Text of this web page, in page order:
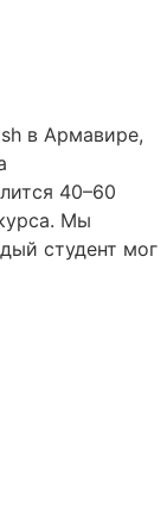
в Армавире,
40–60
Мы
студент мог